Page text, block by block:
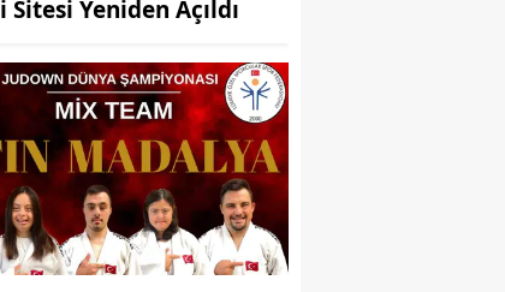
Sitesi Yeniden Açıldı